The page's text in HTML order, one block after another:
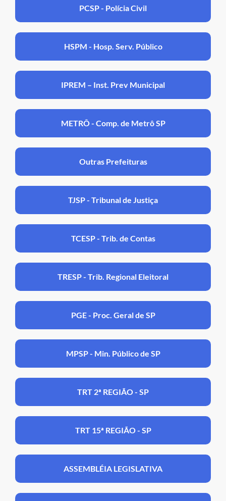
PCSP - Polícia Civil
HSPM - Hosp. Serv. Público
IPREM – Inst. Prev Municipal
METRÔ - Comp. de Metrô SP
Outras Prefeituras
TJSP - Tribunal de Justiça
TCESP - Trib. de Contas
TRESP - Trib. Regional Eleitoral
PGE - Proc. Geral de SP
MPSP - Min. Público de SP
TRT 2ª REGIÃO - SP
TRT 15ª REGIÃO - SP
ASSEMBLÉIA LEGISLATIVA